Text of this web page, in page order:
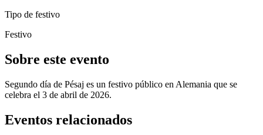
Tipo de festivo
Festivo
Sobre este evento
Segundo día de Pésaj es un festivo público en Alemania que se
celebra el 3 de abril de 2026.
Eventos relacionados